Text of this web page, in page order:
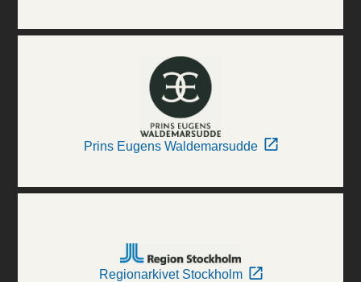
Prins Eugens Waldemarsudde
Regionarkivet Stockholm